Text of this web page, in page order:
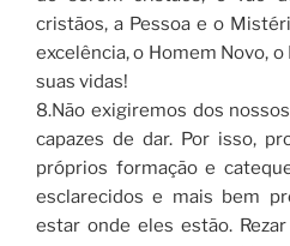
cristãos, a Pessoa e o
excelência, o Homem Novo,
suas vidas!
8.Não exigiremos dos
capazes de dar. Por isso,
próprios formação e
esclarecidos e mais bem
estar onde eles estão.